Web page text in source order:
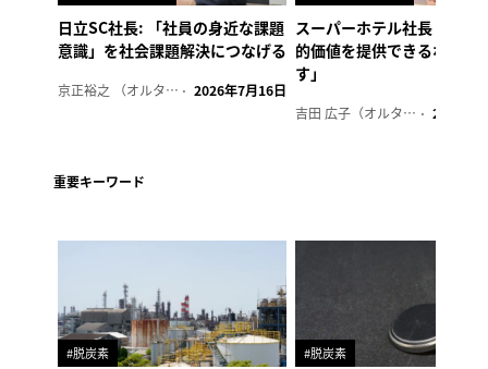
日立SC社長: 「社員の身近な課題
意識」を社会課題解決につなげる
京正裕之 （オルタナ副編集長） 2026年7月16日
スーパーホテル社長「地域
的価値を提供できるホテル
す」
吉田 広子（オルタナ輪番編集長） 2026年6
重要キーワード
#脱炭素 #脱炭素